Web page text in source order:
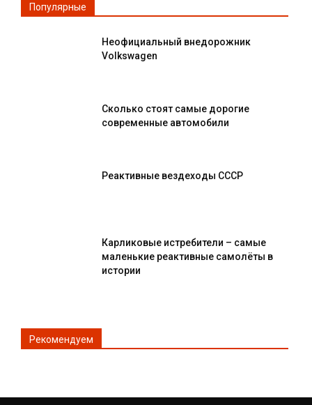
Популярные
Неофициальный внедорожник
Volkswagen
Сколько стоят самые дорогие
современные автомобили
Реактивные вездеходы СССР
Карликовые истребители – самые
маленькие реактивные самолёты в
истории
Рекомендуем